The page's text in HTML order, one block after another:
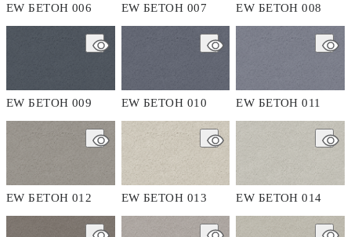
EW БЕТОН 006 EW БЕТОН 007 EW БЕТОН 008
EW БЕТОН 009 EW БЕТОН 010 EW БЕТОН 011
EW БЕТОН 012 EW БЕТОН 013 EW БЕТОН 014